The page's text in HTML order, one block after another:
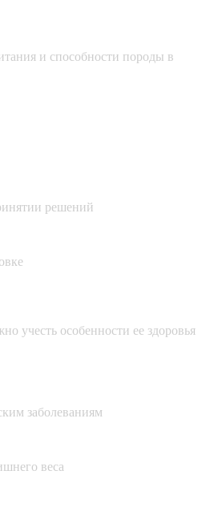
и способности породы в
решений
учесть особенности ее здоровья
заболеваниям
веса